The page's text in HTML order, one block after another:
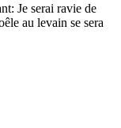
Je serai ravie de
au levain se sera